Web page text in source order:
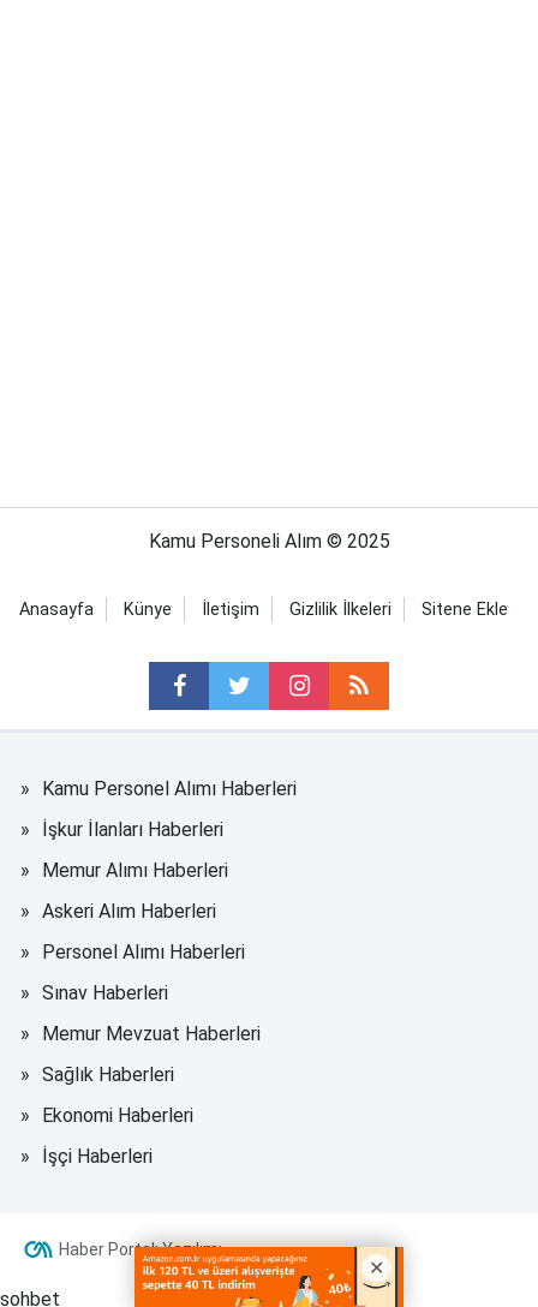
Kamu Personeli Alım © 2025
Anasayfa Künye İletişim Gizlilik İlkeleri Sitene Ekle
Kamu Personel Alımı Haberleri
İşkur İlanları Haberleri
Memur Alımı Haberleri
Askeri Alım Haberleri
Personel Alımı Haberleri
Sınav Haberleri
Memur Mevzuat Haberleri
Sağlık Haberleri
Ekonomi Haberleri
İşçi Haberleri
Haber Portalı Yazılımı
sohbet